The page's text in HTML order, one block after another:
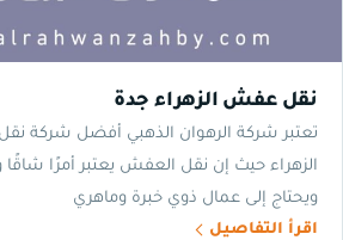
نقل عفش الزهراء جدة
تعتبر شركة الرهوان الذهبي أفضل شركة
الزهراء حيث إن نقل العفش يعتبر أمرًا شاقًا
ويحتاج إلى عمال ذوي خبرة وماهري
اقرأ التفاصيل